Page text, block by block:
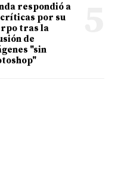
respondió a
por su
tras la
de
"sin